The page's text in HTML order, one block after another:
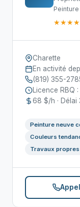
Charette
En activité
(819) 355-
Licence RBQ
68 $/h · Délai
Peinture neuve
Couleurs
Travaux